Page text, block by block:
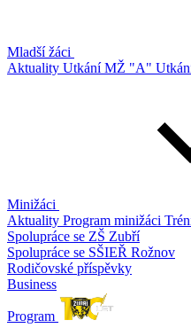
Mladší žáci
Aktuality Utkání MŽ "A"
Minižáci
Aktuality Program minižáci
Spolupráce se ZŠ Zubří
Spolupráce se SŠIEŘ Rožnov
Rodičovské příspěvky
Business
Program